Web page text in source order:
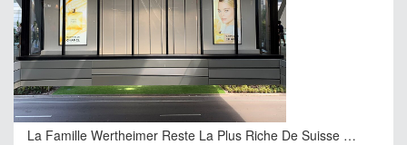
La Famille Wertheimer Reste La Plus Riche De Suisse …